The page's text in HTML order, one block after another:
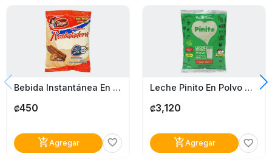
Bebida Instantánea En Polvo Resbaladera Vigui 175G
₡450
add_shopping_cartAgregar favorite_border
Leche Pinito En Polvo Dos Pinos 400G
₡3,120
add_shopping_cartAgregar favorite_border